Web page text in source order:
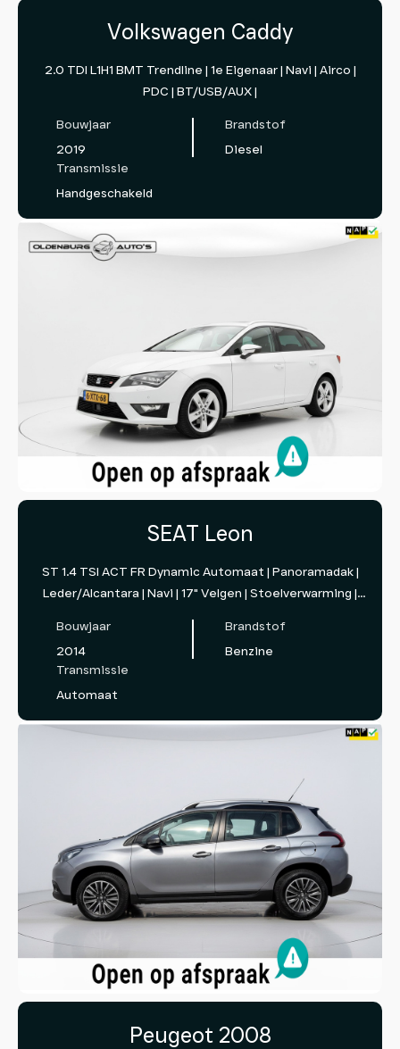
Volkswagen Caddy
2.0 TDI L1H1 BMT Trendline | 1e Eigenaar | Navi | Airco |
PDC | BT/USB/AUX |
Bouwjaar
2019
Brandstof
Diesel
Transmissie
Handgeschakeld
SEAT Leon
ST 1.4 TSI ACT FR Dynamic Automaat | Panoramadak |
Leder/Alcantara | Navi | 17" Velgen | Stoelverwarming |
Bouwjaar
2014
Brandstof
Benzine
Transmissie
Automaat
Peugeot 2008